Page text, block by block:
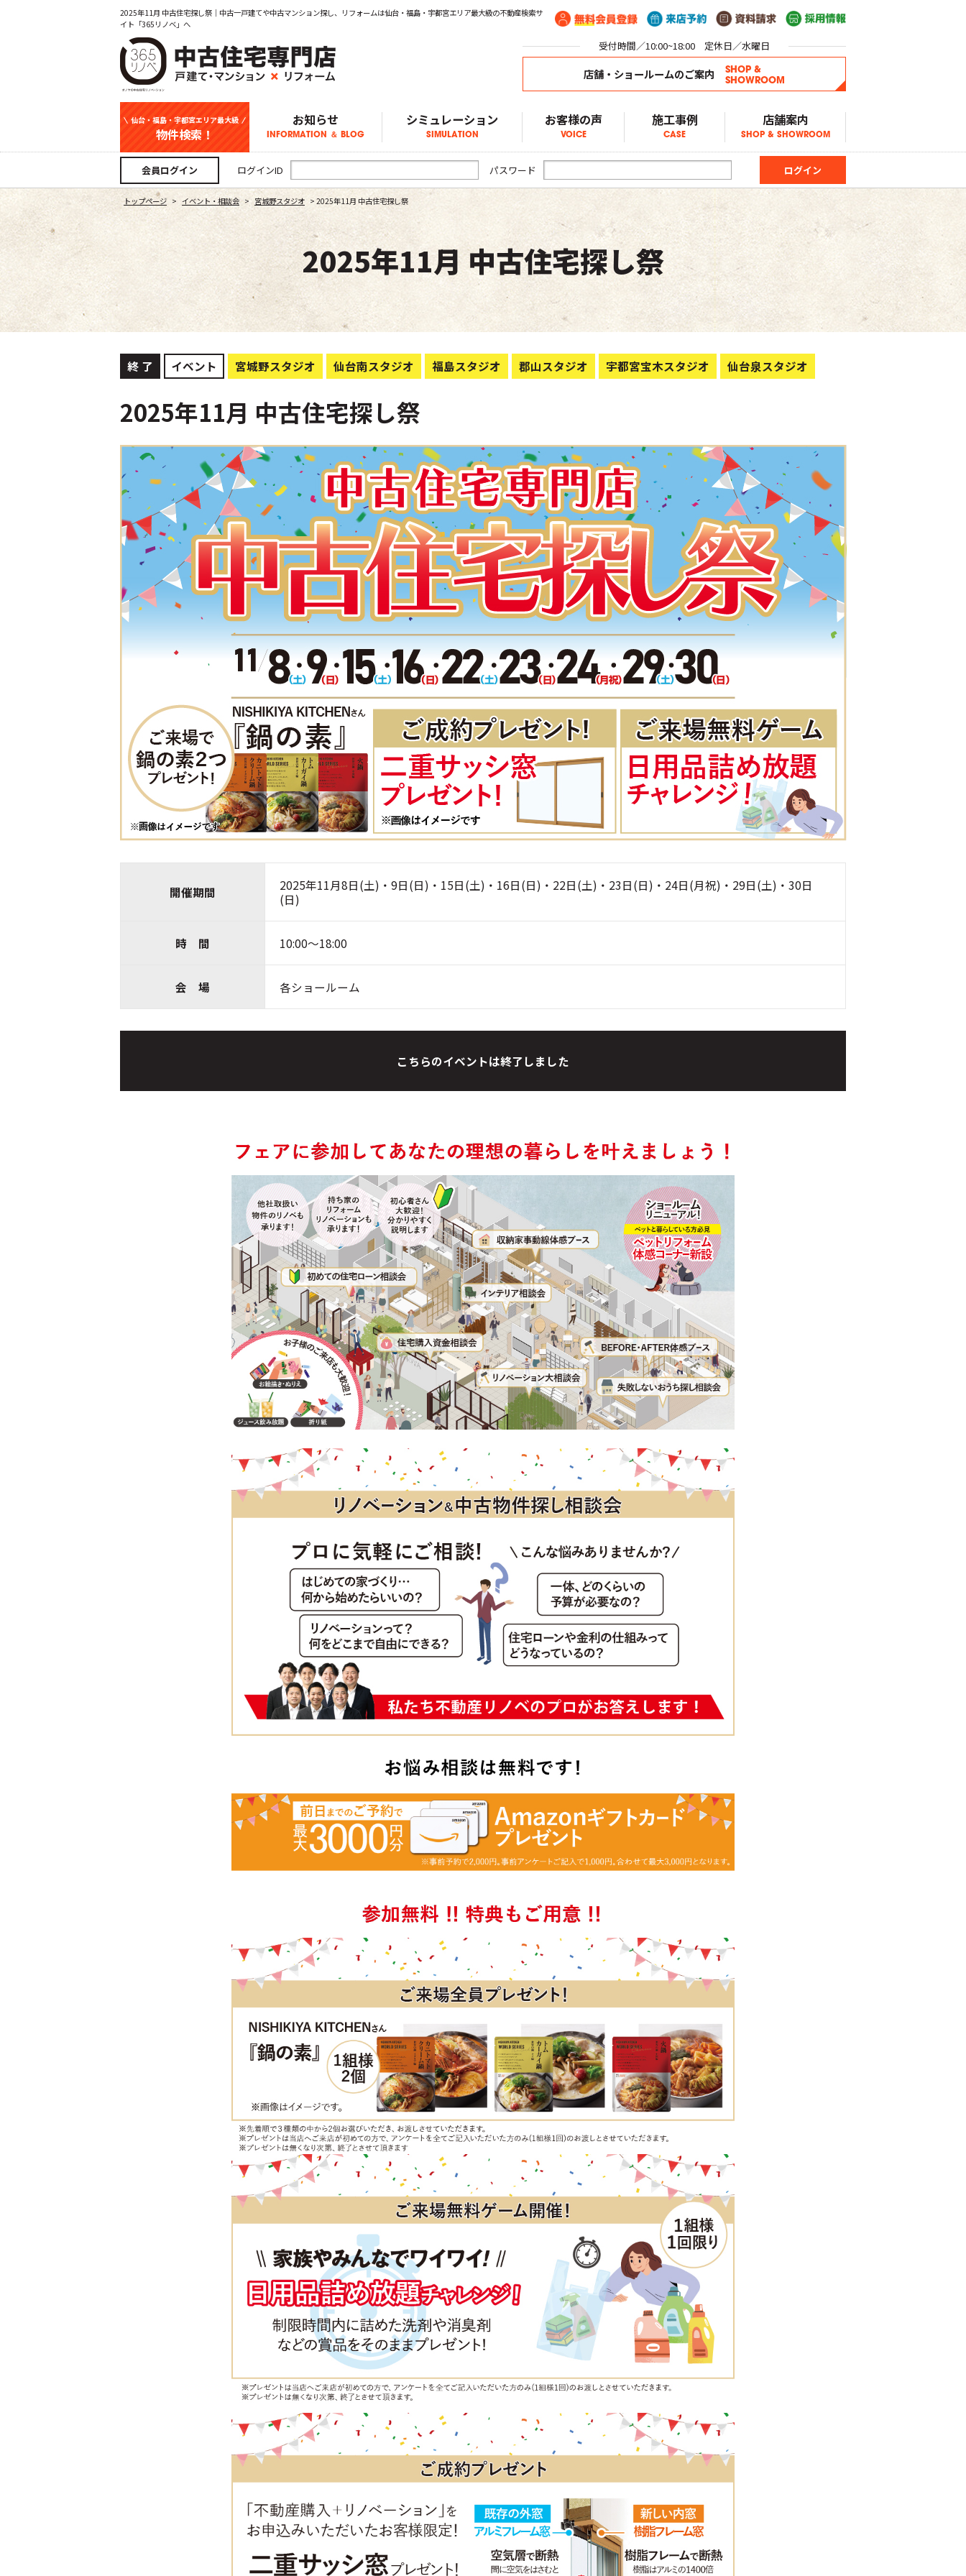
2025年11月 中古住宅探し祭｜中古一戸建てや中古マンション探し、リフォームは仙台・福島・宇都宮エリア最大級の不動産検索サ
イト「365リノベ」へ
受付時間／10:00~18:00 定休日／水曜日
店舗・ショールームのご案内
SHOP &
SHOWROOM
仙台・福島・宇都宮エリア最大級
物件検索！
中古一戸建て
マンション
新築一戸建て
土地
事業用
お知らせ
INFORMATION ＆ BLOG
お知らせ
仙台エリア物件情報
福島エリア物件情報
宇都宮エリア物件情報
スタッフブログ
シミュレーション
SIMULATION
お客様の声
VOICE
施工事例
CASE
店舗案内
SHOP & SHOWROOM
会員ログイン ログインID パスワード
トップページ > イベント・相談会 > 宮城野スタジオ > 2025年11月 中古住宅探し祭
2025年11月 中古住宅探し祭
終 了 イベント 宮城野スタジオ 仙台南スタジオ 福島スタジオ 郡山スタジオ 宇都宮宝木スタジオ 仙台泉スタジオ
2025年11月 中古住宅探し祭
開催期間
2025年11月8日(土)・9日(日)・15日(土)・16日(日)・22日(土)・23日(日)・24日(月祝)・29日(土)・30日
(日)
時 間 10:00～18:00
会 場 各ショールーム
こちらのイベントは終了しました